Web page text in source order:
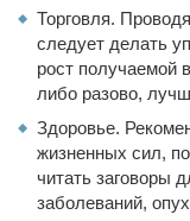
Торговля. Проводя
следует делать
рост получаемой
либо разово,
Здоровье.
жизненных сил,
читать заговоры
заболеваний,